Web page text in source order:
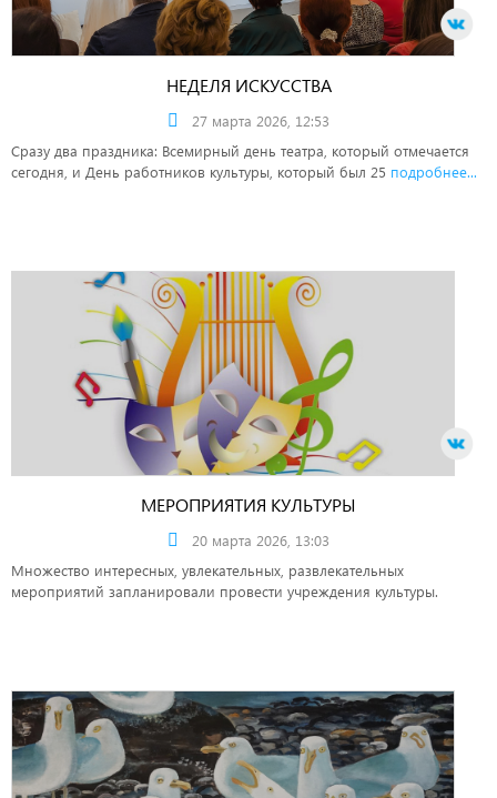
НЕДЕЛЯ ИСКУССТВА
27 марта 2026, 12:53
Сразу два праздника: Всемирный день театра, который отмечается
сегодня, и День работников культуры, который был 25 подробнее...
МЕРОПРИЯТИЯ КУЛЬТУРЫ
20 марта 2026, 13:03
Множество интересных, увлекательных, развлекательных
мероприятий запланировали провести учреждения культуры.